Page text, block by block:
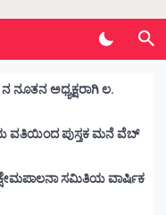
ವಾಹಿನಿ
ನೂತನ ಅಧ್ಯಕ್ಷರಾಗಿ ಲ.
ವತಿಯಿಂದ ಪುಸ್ತಕ ಮನೆ ವೆಬ್
ಸಮಿತಿಯ ವಾರ್ಷಿಕ